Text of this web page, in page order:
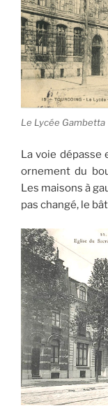
Le Lycée Gambetta
La voie dépasse
ornement du
Les maisons à
pas changé, le